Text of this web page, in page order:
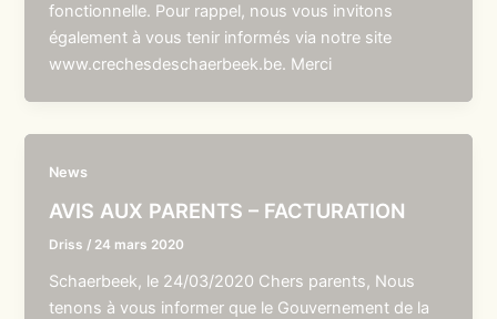
fonctionnelle. Pour rappel, nous vous invitons
également à vous tenir informés via notre site
www.crechesdeschaerbeek.be. Merci
News
AVIS AUX PARENTS – FACTURATION
Driss / 24 mars 2020
Schaerbeek, le 24/03/2020 Chers parents, Nous
tenons à vous informer que le Gouvernement de la